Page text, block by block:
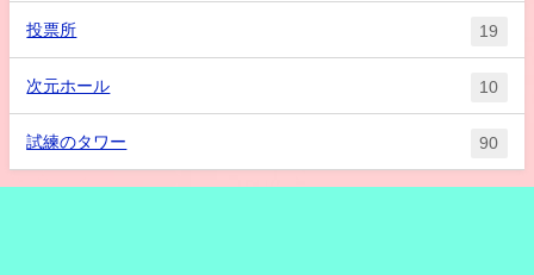
投票所 19
次元ホール 10
試練のタワー 90